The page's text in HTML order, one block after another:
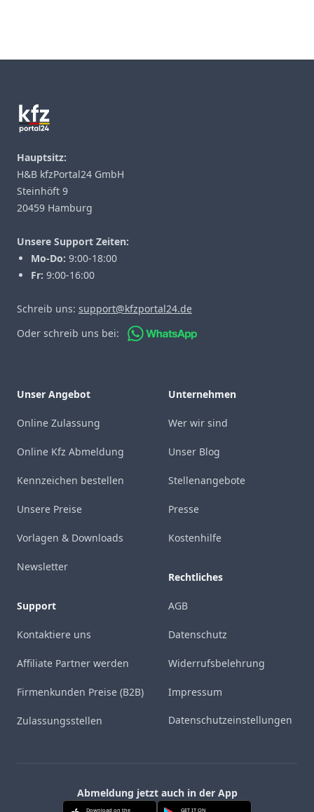
Hauptsitz:
H&B kfzPortal24 GmbH
Steinhöft 9
20459 Hamburg
Unsere Support Zeiten:
Mo-Do: 9:00-18:00
Fr: 9:00-16:00
Schreib uns: support@kfzportal24.de
Oder schreib uns bei:
Unser Angebot
Online Zulassung
Online Kfz Abmeldung
Kennzeichen bestellen
Unsere Preise
Vorlagen & Downloads
Newsletter
Support
Kontaktiere uns
Affiliate Partner werden
Firmenkunden Preise (B2B)
Zulassungsstellen
Unternehmen
Wer wir sind
Unser Blog
Stellenangebote
Presse
Kostenhilfe
Rechtliches
AGB
Datenschutz
Widerrufsbelehrung
Impressum
Datenschutzeinstellungen
Abmeldung jetzt auch in der App
Download on the GET IT ON